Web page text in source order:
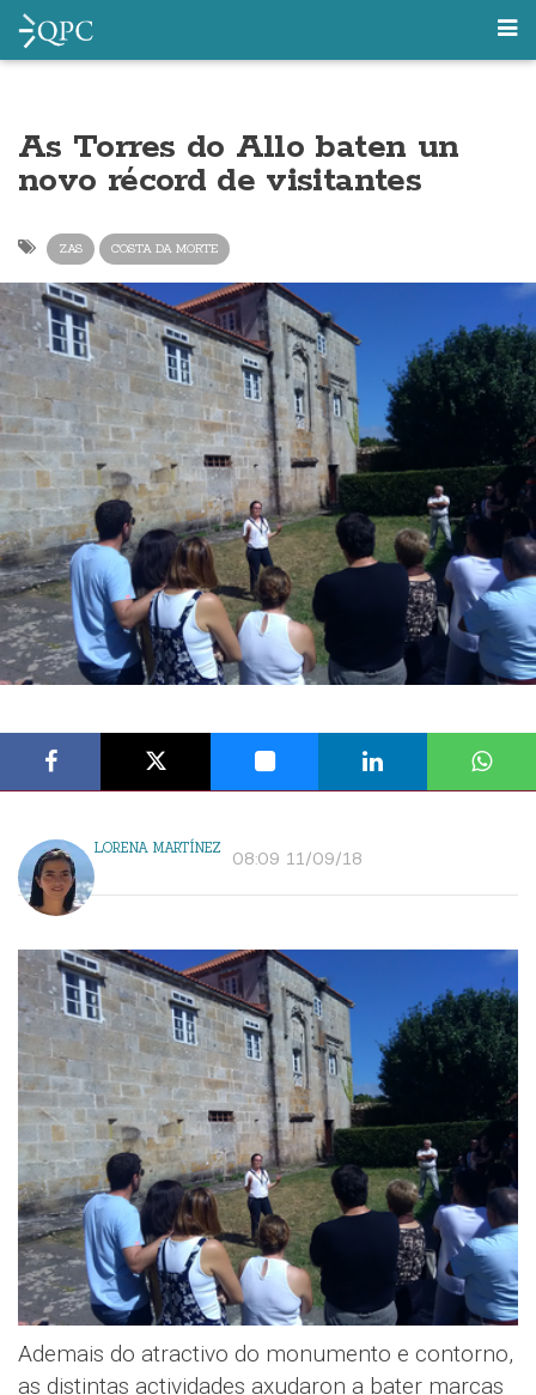
As Torres do Allo baten un
novo récord de visitantes
ZAS COSTA DA MORTE
LORENA MARTÍNEZ 08:09 11/09/18
Ademais do atractivo do monumento e contorno,
as distintas actividades axudaron a bater marcas